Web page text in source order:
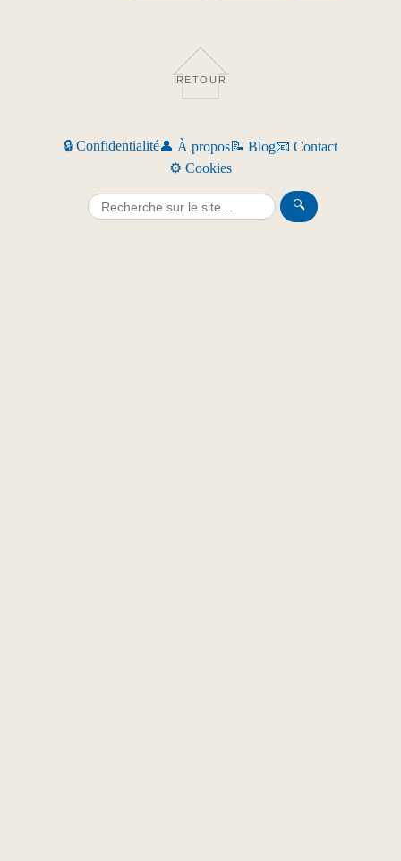
RETOUR
🔒 Confidentialité👤 À propos📝 Blog📧 Contact
⚙️ Cookies
🔍